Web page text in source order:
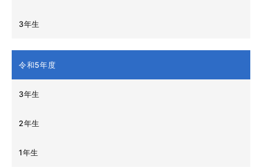
3年生
令和5年度
3年生
2年生
1年生